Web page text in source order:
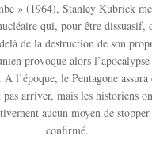
» (1964), Stanley Kubrick
qui, pour être dissuasif,
de la destruction de son
provoque alors
À l’époque, le Pentagone
arriver, mais les historiens
aucun moyen de
confirmé.